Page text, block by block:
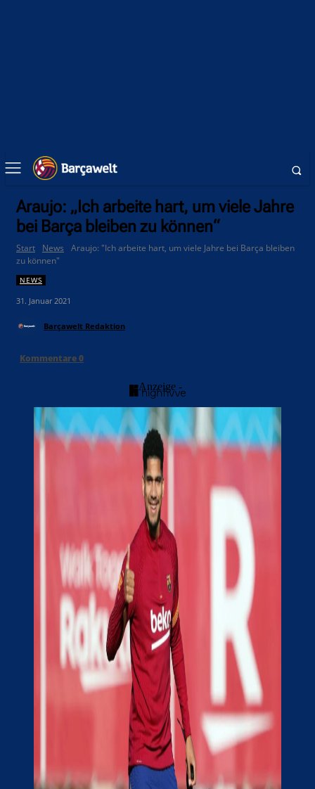
Araujo: „Ich arbeite hart, um viele Jahre
bei Barça bleiben zu können“
Start News
Araujo: "Ich arbeite hart, um viele Jahre bei Barça bleiben
zu können"
NEWS
31. Januar 2021
Barçawelt Redaktion
Kommentare0
- Anzeige -